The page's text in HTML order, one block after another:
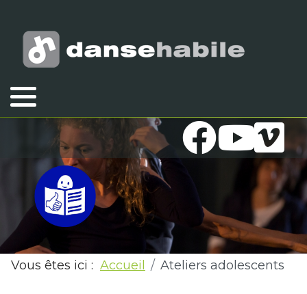
Vous êtes ici : Accueil Ateliers adolescents